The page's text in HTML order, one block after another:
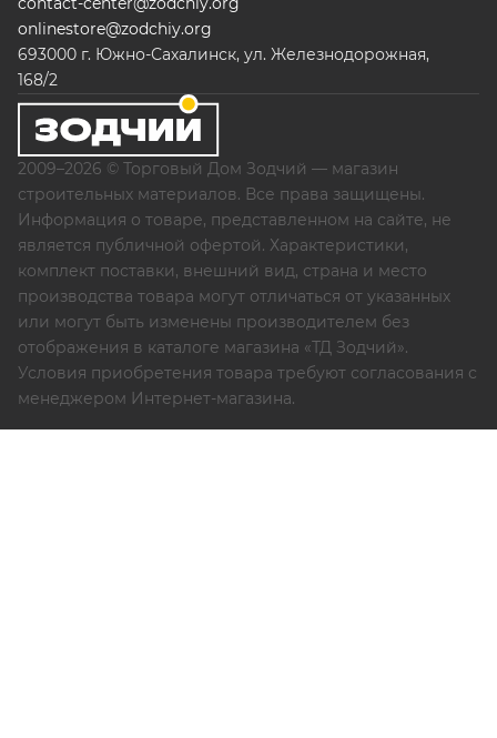
onlinestore@zodchiy.org
693000 г. Южно-Сахалинск, ул. Железнодорожная,
168/2
2009–2026 © Торговый Дом Зодчий — магазин
строительных материалов. Все права защищены.
Информация о товаре, представленном на сайте, не
является публичной офертой. Характеристики,
комплект поставки, внешний вид, страна и место
производства товара могут отличаться от указанных
или могут быть изменены производителем без
отображения в каталоге магазина «ТД Зодчий».
Условия приобретения товара требуют согласования с
менеджером Интернет-магазина.